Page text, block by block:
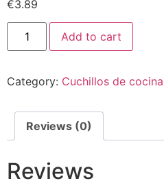
€3.89
Add to cart
Category: Cuchillos de cocina
Reviews (0)
Reviews